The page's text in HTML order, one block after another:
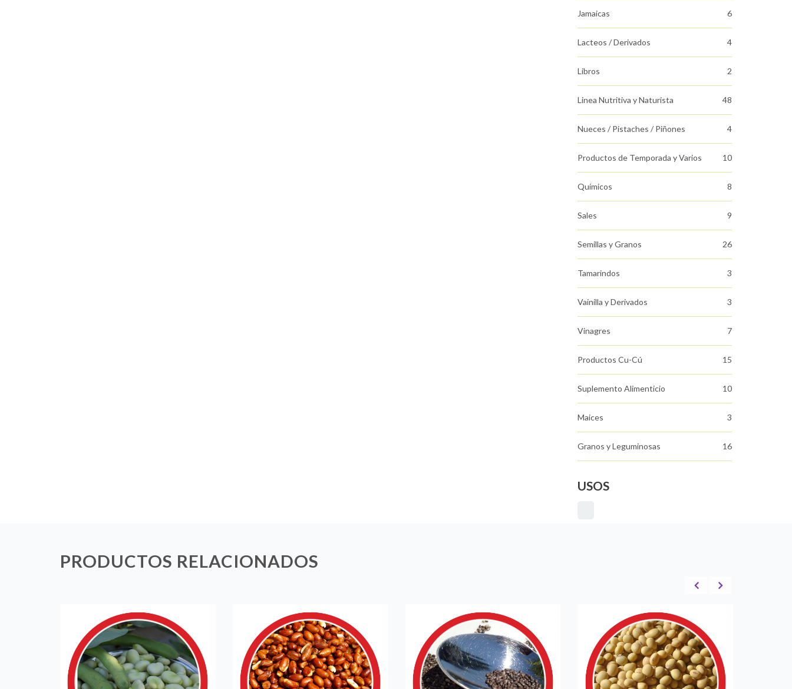
Jamaicas 6
Lacteos / Derivados 4
Libros 2
Linea Nutritiva y Naturista 48
Nueces / Pistaches / Piñones 4
Productos de Temporada y Varios 10
Químicos 8
Sales 9
Semillas y Granos 26
Tamarindos 3
Vainilla y Derivados 3
Vinagres 7
Productos Cu-Cú 15
Suplemento Alimenticio 10
Maices 3
Granos y Leguminosas 16
USOS
PRODUCTOS RELACIONADOS